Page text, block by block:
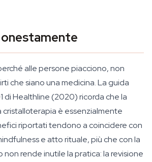
alle persone piacciono, non
che siano una medicina. La guida
di Healthline (2020) ricorda che la
cristalloterapia è essenzialmente
riportati tendono a coincidere con
e atto rituale, più che con la
non rende inutile la pratica: la revisione